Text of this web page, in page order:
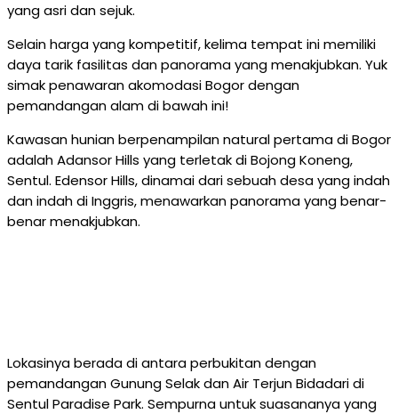
yang asri dan sejuk.
Selain harga yang kompetitif, kelima tempat ini memiliki
daya tarik fasilitas dan panorama yang menakjubkan. Yuk
simak penawaran akomodasi Bogor dengan
pemandangan alam di bawah ini!
Kawasan hunian berpenampilan natural pertama di Bogor
adalah Adansor Hills yang terletak di Bojong Koneng,
Sentul. Edensor Hills, dinamai dari sebuah desa yang indah
dan indah di Inggris, menawarkan panorama yang benar-
benar menakjubkan.
Lokasinya berada di antara perbukitan dengan
pemandangan Gunung Selak dan Air Terjun Bidadari di
Sentul Paradise Park. Sempurna untuk suasananya yang